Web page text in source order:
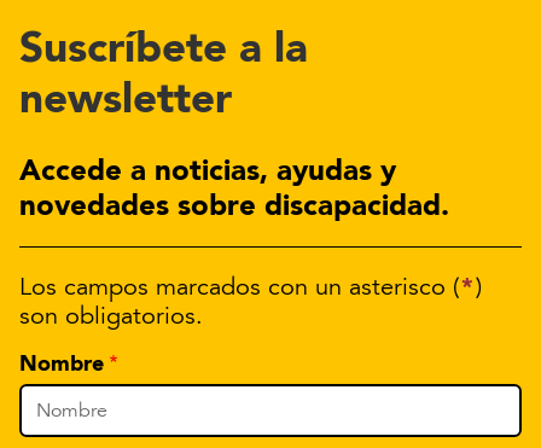
Suscríbete a la
newsletter
Accede a noticias, ayudas y
novedades sobre discapacidad.
Los campos marcados con un asterisco (*)
son obligatorios.
Nombre